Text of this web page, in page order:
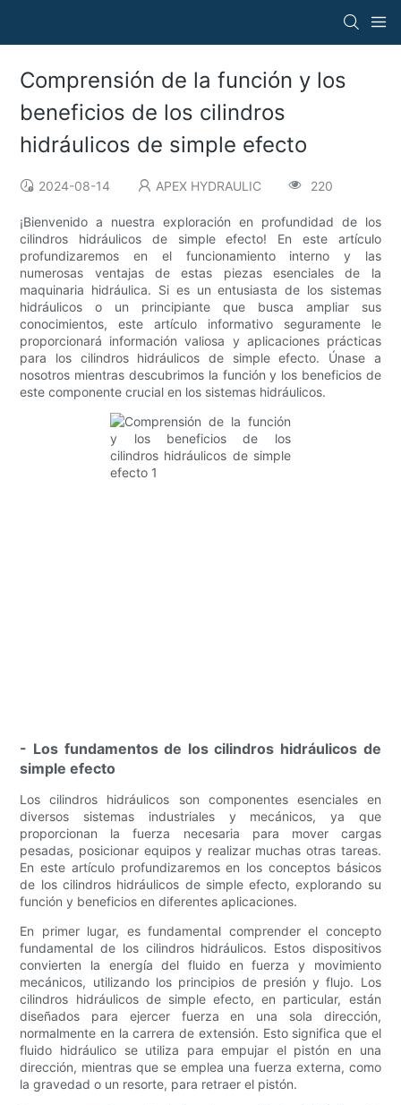
Comprensión de la función y los
beneficios de los cilindros
hidráulicos de simple efecto
2024-08-14 APEX HYDRAULIC 220
¡Bienvenido a nuestra exploración en profundidad de los
cilindros hidráulicos de simple efecto! En este artículo
profundizaremos en el funcionamiento interno y las
numerosas ventajas de estas piezas esenciales de la
maquinaria hidráulica. Si es un entusiasta de los sistemas
hidráulicos o un principiante que busca ampliar sus
conocimientos, este artículo informativo seguramente le
proporcionará información valiosa y aplicaciones prácticas
para los cilindros hidráulicos de simple efecto. Únase a
nosotros mientras descubrimos la función y los beneficios de
este componente crucial en los sistemas hidráulicos.
- Los fundamentos de los cilindros hidráulicos de
simple efecto
Los cilindros hidráulicos son componentes esenciales en
diversos sistemas industriales y mecánicos, ya que
proporcionan la fuerza necesaria para mover cargas
pesadas, posicionar equipos y realizar muchas otras tareas.
En este artículo profundizaremos en los conceptos básicos
de los cilindros hidráulicos de simple efecto, explorando su
función y beneficios en diferentes aplicaciones.
En primer lugar, es fundamental comprender el concepto
fundamental de los cilindros hidráulicos. Estos dispositivos
convierten la energía del fluido en fuerza y ​​movimiento
mecánicos, utilizando los principios de presión y flujo. Los
cilindros hidráulicos de simple efecto, en particular, están
diseñados para ejercer fuerza en una sola dirección,
normalmente en la carrera de extensión. Esto significa que el
fluido hidráulico se utiliza para empujar el pistón en una
dirección, mientras que se emplea una fuerza externa, como
la gravedad o un resorte, para retraer el pistón.